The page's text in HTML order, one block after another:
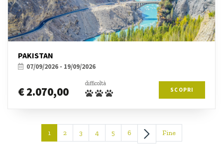
PAKISTAN
07/09/2026 - 19/09/2026
€ 2.070,00
difficoltà
SCOPRI
1 2 3 4 5 6 Fine